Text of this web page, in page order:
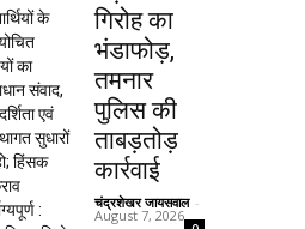
के
का
संवाद,
एवं
सुधारों
हिंसक
:
गिरोह का
भंडाफोड़,
तमनार
पुलिस की
ताबड़तोड़
कार्रवाई
चंद्रशेखर जायसवाल -
August 7, 2026